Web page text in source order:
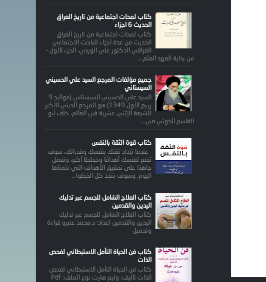
كتاب لمحات اجتماعية من تاريخ العراق
الحديث 6 اجزاء
كتاب لمحات اجتماعية من تاريخ العراق
الحديث من عدة أجزاء للباحث الاجتماعي
العراقي الدكتور علي الوردي. الجزء الأول -
من بداية العهد العثم...
جميع مؤلفات المرجع السيد علي الحسيني
السيستاني
السيد علي الحسيني السيستاني (مواليد 9
ربيع الأول 1349) هو المرجع الديني الأكبر
للشيعة الإثنى عشرية في العالم، خلفَ أبو
القاسم الخوئي في...
كتاب قوة الثقة بالنفس
عندما تزداد ثقتك بنفسك وقدراتك، سوف
تضع لنفسك أهدافًا وخططًا أكبر، وتعمل
جاهدًا على تحقيق الأهداف التي تتمناها
اليوم, وسوف تتخذ كل الخطوا...
كتاب العلاج الشامل للجسم عبر تدليك
اليدين والقدمين
كتاب العلاج الشامل للجسم عبر تدليك
اليدين والقدمين اعداد: د.محمد عمرو قراءة
وتحميل
كتاب فن الحياة التأمل الاستبطاني لفحص
الذات
كتاب فن الحياة التأمل الاستبطاني لفحص
الذات تأليف: وليم هارت نوع الملف: Pdf